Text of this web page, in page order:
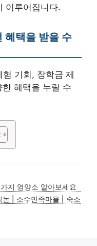
이루어집니다.
혜택을 받을 수
기회, 장학금 제
혜택을 누릴 수
지 영양소 알아보세요
| 소수민족마을 | 숙소